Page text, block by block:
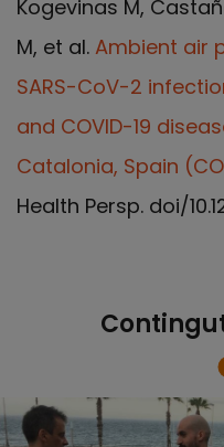
Kogevinas M,
M, et al. Ambient air
SARS-CoV-2
and COVID-19
Catalonia, Spain
Health Persp. doi/